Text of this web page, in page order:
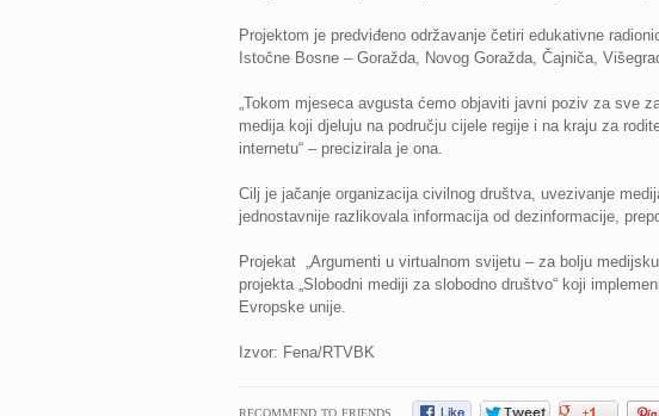
Projektom je predviđeno održavanje četiri edukativne
Istočne Bosne – Goražda, Novog Goražda, Čajniča,
„Tokom mjeseca avgusta ćemo objaviti javni poziv za sve
medija koji djeluju na području cijele regije i na kraju za
internetu“ – precizirala je ona.
Cilj je jačanje organizacija civilnog društva, uvezivanje
jednostavnije razlikovala informacija od dezinformacije,
Projekat „Argumenti u virtualnom svijetu – za bolju
projekta „Slobodni mediji za slobodno društvo“ koji
Evropske unije.
Izvor: Fena/RTVBK
RECOMMEND TO FRIENDS